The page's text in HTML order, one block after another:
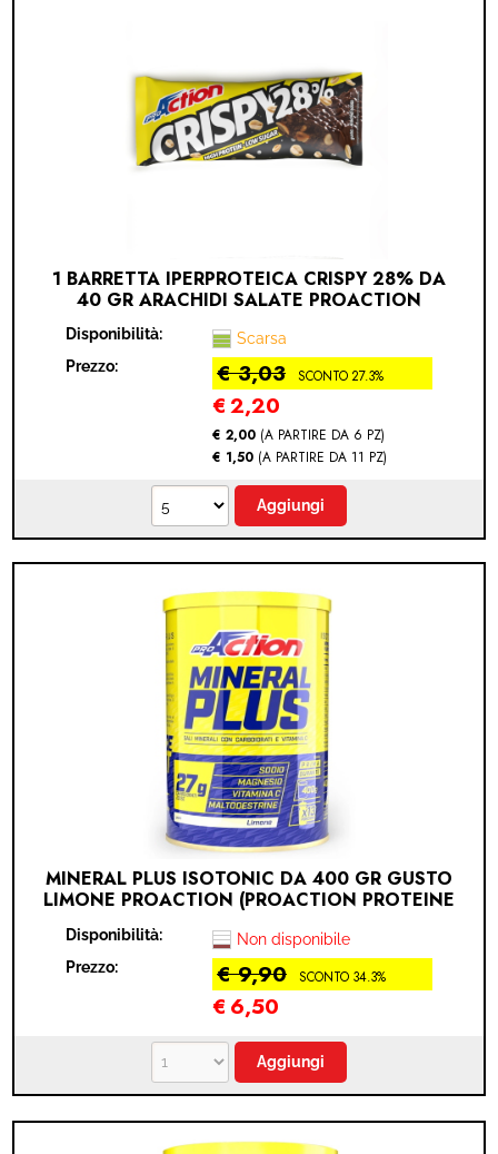
1 BARRETTA IPERPROTEICA CRISPY 28% DA
40 GR ARACHIDI SALATE PROACTION
Disponibilità:
Scarsa
Prezzo:
€ 3,03 SCONTO 27.3%
€2,20
€ 2,00 (A PARTIRE DA 6 PZ)
€ 1,50 (A PARTIRE DA 11 PZ)
MINERAL PLUS ISOTONIC DA 400 GR GUSTO
LIMONE PROACTION (PROACTION PROTEINE
Disponibilità:
Non disponibile
Prezzo:
€ 9,90 SCONTO 34.3%
€ 6,50